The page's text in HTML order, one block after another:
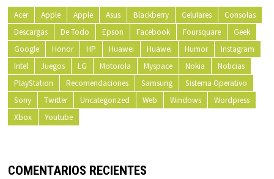
Acer Apple Apple Asus Blackberry Celulares
Consolas
Descargas
De Todo Epson Facebook Foursquare
Geek
Google
Honor HP Huawei Huawei Humor
Instagram
Intel
Juegos LG Motorola Myspace Nokia
Noticias
PlayStation
Recomendaciones Samsung
Sistema Operativo
Sony
Twitter Uncategorized Web Windows
Wordpress
Xbox
Youtube
COMENTARIOS RECIENTES